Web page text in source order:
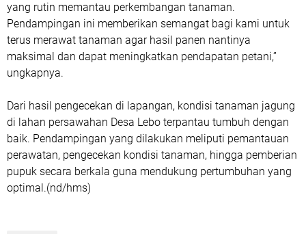
yang rutin memantau perkembangan tanaman.
Pendampingan ini memberikan semangat bagi kami untuk
terus merawat tanaman agar hasil panen nantinya
maksimal dan dapat meningkatkan pendapatan petani,”
ungkapnya.
Dari hasil pengecekan di lapangan, kondisi tanaman jagung
di lahan persawahan Desa Lebo terpantau tumbuh dengan
baik. Pendampingan yang dilakukan meliputi pemantauan
perawatan, pengecekan kondisi tanaman, hingga pemberian
pupuk secara berkala guna mendukung pertumbuhan yang
optimal.(nd/hms)